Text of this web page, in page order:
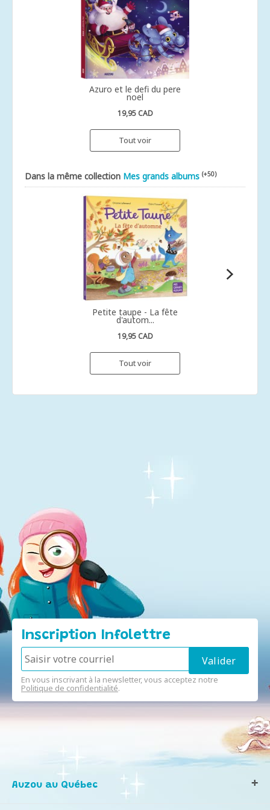
Azuro et le defi du pere
noel
19,95 CAD
Tout voir
Dans la même collection Mes grands albums (+50)
Petite taupe - La fête
d'autom...
19,95 CAD
Tout voir
Inscription Infolettre
En vous inscrivant à la newsletter, vous acceptez notre
Politique de confidentialité.
Auzou au Québec